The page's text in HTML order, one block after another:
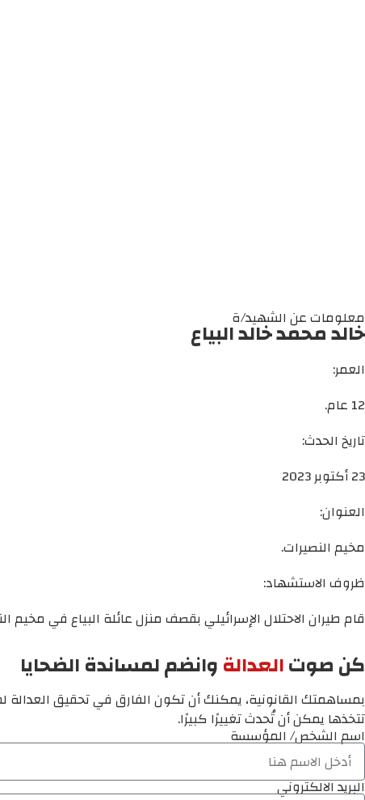
معلومات عن الشهيد/ة
خالد محمد خالد البياع
العمر:
12 عام.
تاريخ الحدث:
23 أكتوبر 2023
العنوان:
مخيم النصيرات.
ظروف الاستشهاد:
قام طيران الاحتلال الإسرائيلي بقصف منزل عائلة البياع في مخيم
كن صوتالعدالةوانضم لمساندة الضحايا
بمساهمتك القانونية، يمكنك أن تكون الفارق في تحقيق
تتخذها يمكن أن تُحدث تغييرًا كبيرًا.
اسم الشخص/ المؤسسة
البريد الالكتروني